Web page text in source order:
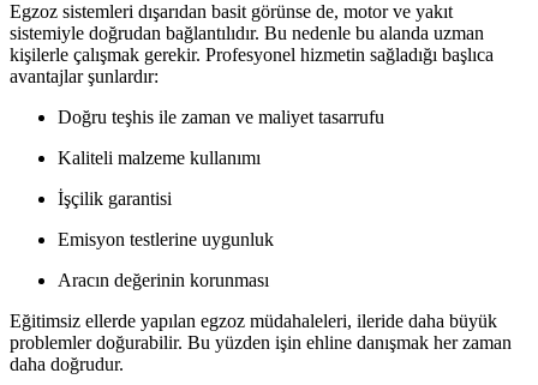
Egzoz sistemleri dışarıdan basit görünse de, motor ve yakıt
sistemiyle doğrudan bağlantılıdır. Bu nedenle bu alanda uzman
kişilerle çalışmak gerekir. Profesyonel hizmetin sağladığı başlıca
avantajlar şunlardır:
Doğru teşhis ile zaman ve maliyet tasarrufu
Kaliteli malzeme kullanımı
İşçilik garantisi
Emisyon testlerine uygunluk
Aracın değerinin korunması
Eğitimsiz ellerde yapılan egzoz müdahaleleri, ileride daha büyük
problemler doğurabilir. Bu yüzden işin ehline danışmak her zaman
daha doğrudur.